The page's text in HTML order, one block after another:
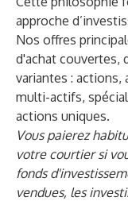
approche
Nos offres
d'achat couvertes,
variantes : actions,
multi-actifs,
actions uniques.
Vous paierez
votre courtier si
fonds
vendues, les